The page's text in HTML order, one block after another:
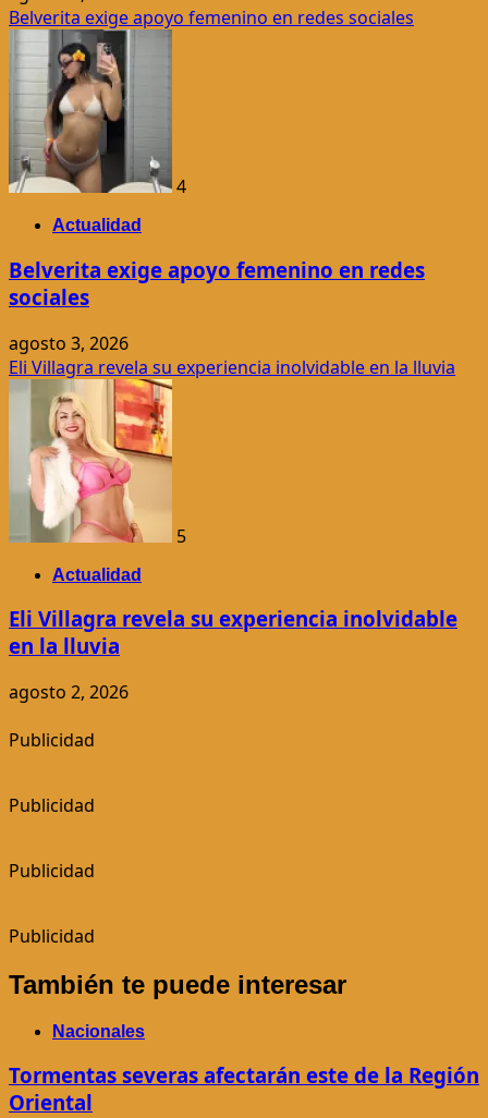
Belverita exige apoyo femenino en redes sociales
4
Actualidad
Belverita exige apoyo femenino en redes
sociales
agosto 3, 2026
Eli Villagra revela su experiencia inolvidable en la lluvia
5
Actualidad
Eli Villagra revela su experiencia inolvidable
en la lluvia
agosto 2, 2026
Publicidad
Publicidad
Publicidad
Publicidad
También te puede interesar
Nacionales
Tormentas severas afectarán este de la Región
Oriental